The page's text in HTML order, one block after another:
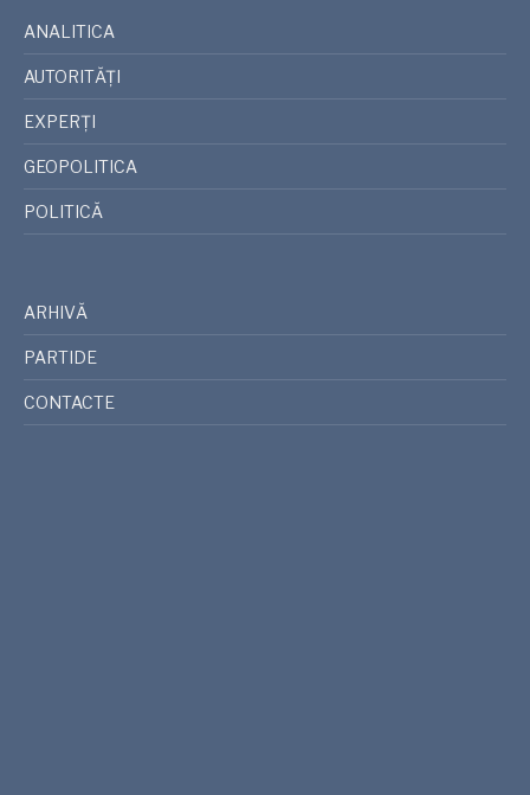
ANALITICA
AUTORITĂȚI
EXPERȚI
GEOPOLITICA
POLITICĂ
ARHIVĂ
PARTIDE
CONTACTE